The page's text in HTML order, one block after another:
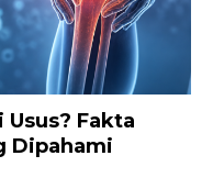
Fakta
Dipahami